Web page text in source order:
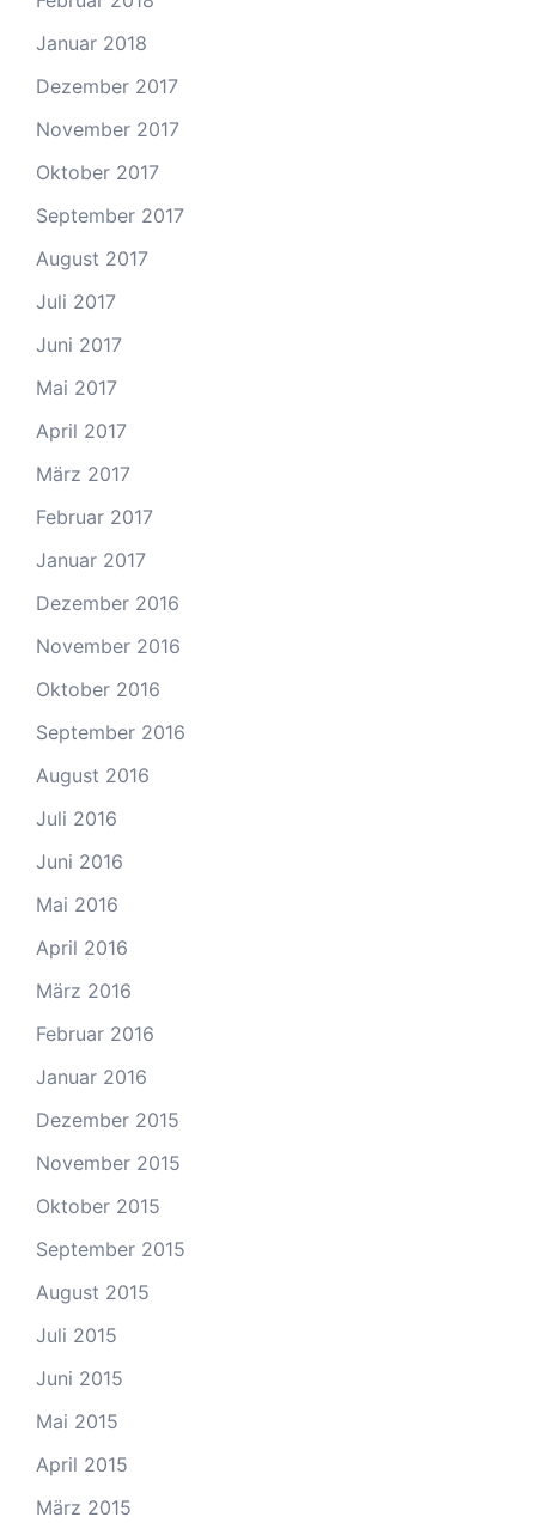
Januar 2018
Dezember 2017
November 2017
Oktober 2017
September 2017
August 2017
Juli 2017
Juni 2017
Mai 2017
April 2017
März 2017
Februar 2017
Januar 2017
Dezember 2016
November 2016
Oktober 2016
September 2016
August 2016
Juli 2016
Juni 2016
Mai 2016
April 2016
März 2016
Februar 2016
Januar 2016
Dezember 2015
November 2015
Oktober 2015
September 2015
August 2015
Juli 2015
Juni 2015
Mai 2015
April 2015
März 2015